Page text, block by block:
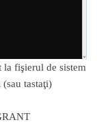
fişierul de sistem
tastaţi)